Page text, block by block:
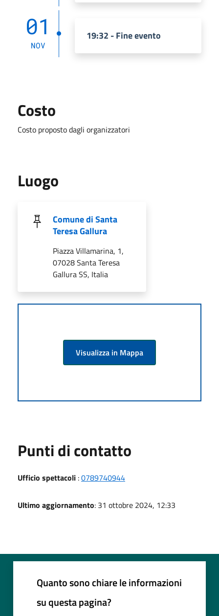
01
NOV
19:32 - Fine evento
Costo
Costo proposto dagli organizzatori
Luogo
Comune di Santa
Teresa Gallura
Piazza Villamarina, 1,
07028 Santa Teresa
Gallura SS, Italia
Visualizza in Mappa
Punti di contatto
Ufficio spettacoli :0789740944
Ultimo aggiornamento: 31 ottobre 2024, 12:33
Quanto sono chiare le informazioni
su questa pagina?